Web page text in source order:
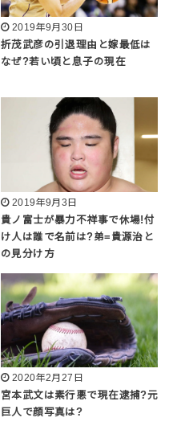
2019年9月30日
折茂武彦の引退理由と嫁最低は
なぜ?若い頃と息子の現在
2019年9月3日
貴ノ富士が暴力不祥事で休場!付
け人は誰で名前は?弟=貴源治と
の見分け方
2020年2月27日
宮本武文は素行悪で現在逮捕?元
巨人で顔写真は?